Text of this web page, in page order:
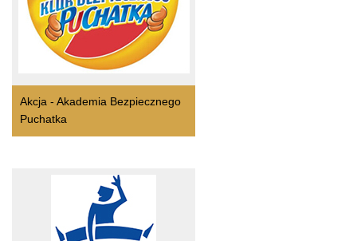
Akcja - Akademia Bezpiecznego
Puchatka